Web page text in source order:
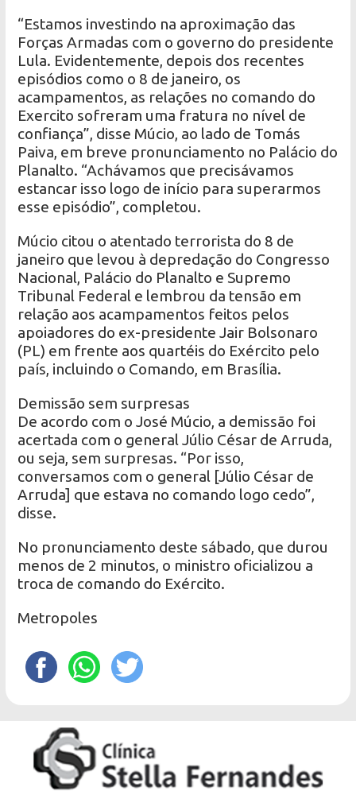
“Estamos investindo na aproximação das
Forças Armadas com o governo do presidente
Lula. Evidentemente, depois dos recentes
episódios como o 8 de janeiro, os
acampamentos, as relações no comando do
Exercito sofreram uma fratura no nível de
confiança”, disse Múcio, ao lado de Tomás
Paiva, em breve pronunciamento no Palácio do
Planalto. “Achávamos que precisávamos
estancar isso logo de início para superarmos
esse episódio”, completou.
Múcio citou o atentado terrorista do 8 de
janeiro que levou à depredação do Congresso
Nacional, Palácio do Planalto e Supremo
Tribunal Federal e lembrou da tensão em
relação aos acampamentos feitos pelos
apoiadores do ex-presidente Jair Bolsonaro
(PL) em frente aos quartéis do Exército pelo
país, incluindo o Comando, em Brasília.
Demissão sem surpresas
De acordo com o José Múcio, a demissão foi
acertada com o general Júlio César de Arruda,
ou seja, sem surpresas. “Por isso,
conversamos com o general [Júlio César de
Arruda] que estava no comando logo cedo”,
disse.
No pronunciamento deste sábado, que durou
menos de 2 minutos, o ministro oficializou a
troca de comando do Exército.
Metropoles